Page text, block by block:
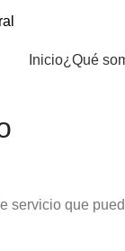
Inicio¿Qué
servicio que